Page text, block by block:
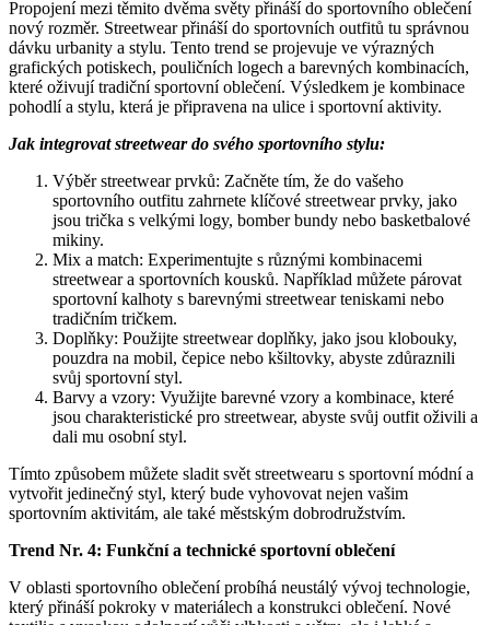
Propojení mezi těmito dvěma světy přináší do sportovního oblečení
nový rozměr. Streetwear přináší do sportovních outfitů tu správnou
dávku urbanity a stylu. Tento trend se projevuje ve výrazných
grafických potiskech, pouličních logech a barevných kombinacích,
které oživují tradiční sportovní oblečení. Výsledkem je kombinace
pohodlí a stylu, která je připravena na ulice i sportovní aktivity.
Jak integrovat streetwear do svého sportovního stylu:
Výběr streetwear prvků: Začněte tím, že do vašeho
sportovního outfitu zahrnete klíčové streetwear prvky, jako
jsou trička s velkými logy, bomber bundy nebo basketbalové
mikiny.
Mix a match: Experimentujte s různými kombinacemi
streetwear a sportovních kousků. Například můžete párovat
sportovní kalhoty s barevnými streetwear teniskami nebo
tradičním tričkem.
Doplňky: Použijte streetwear doplňky, jako jsou klobouky,
pouzdra na mobil, čepice nebo kšiltovky, abyste zdůraznili
svůj sportovní styl.
Barvy a vzory: Využijte barevné vzory a kombinace, které
jsou charakteristické pro streetwear, abyste svůj outfit oživili a
dali mu osobní styl.
Tímto způsobem můžete sladit svět streetwearu s sportovní módní a
vytvořit jedinečný styl, který bude vyhovovat nejen vašim
sportovním aktivitám, ale také městským dobrodružstvím.
Trend Nr. 4: Funkční a technické sportovní oblečení
V oblasti sportovního oblečení probíhá neustálý vývoj technologie,
který přináší pokroky v materiálech a konstrukci oblečení. Nové